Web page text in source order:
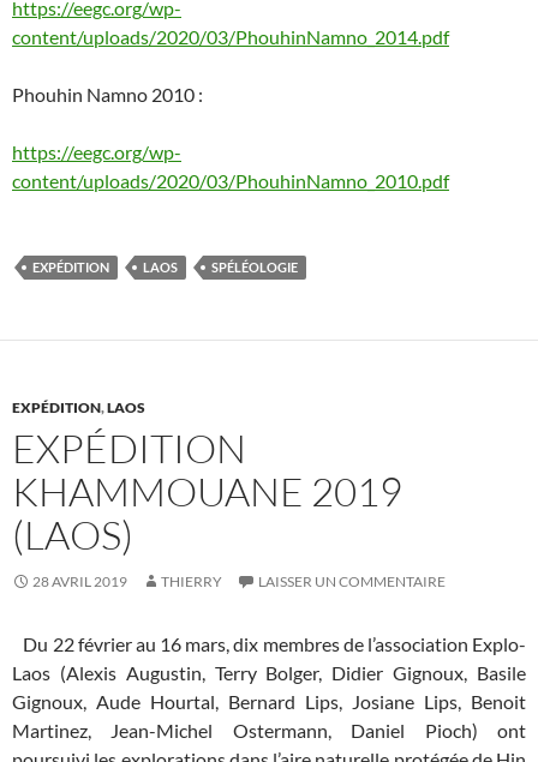
https://eegc.org/wp-
content/uploads/2020/03/PhouhinNamno_2014.pdf
Phouhin Namno 2010 :
https://eegc.org/wp-
content/uploads/2020/03/PhouhinNamno_2010.pdf
EXPÉDITION LAOS SPÉLÉOLOGIE
EXPÉDITION,LAOS
EXPÉDITION
KHAMMOUANE 2019
(LAOS)
28 AVRIL 2019 THIERRY LAISSER UN COMMENTAIRE
Du 22 février au 16 mars, dix membres de l’association Explo-
Laos (Alexis Augustin, Terry Bolger, Didier Gignoux, Basile
Gignoux, Aude Hourtal, Bernard Lips, Josiane Lips, Benoit
Martinez, Jean-Michel Ostermann, Daniel Pioch) ont